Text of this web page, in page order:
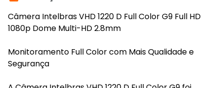
Câmera Intelbras VHD 1220 D Full Color G9 Full HD
1080p Dome Multi-HD 2.8mm
Monitoramento Full Color com Mais Qualidade e
Segurança